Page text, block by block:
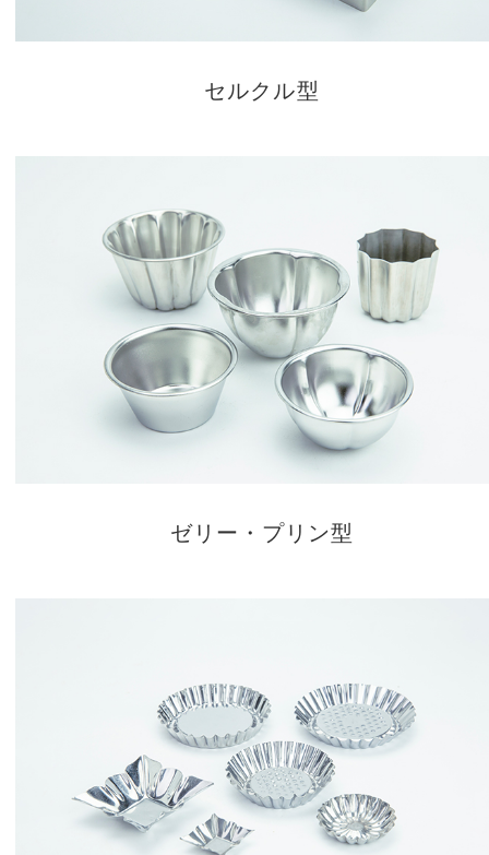
セルクル型
ゼリー・プリン型